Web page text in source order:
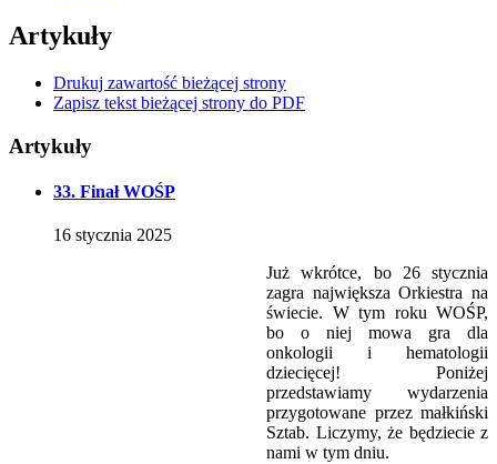
Artykuły
Drukuj zawartość bieżącej strony
Zapisz tekst bieżącej strony do PDF
Artykuły
33. Finał WOŚP
16 stycznia 2025
Już wkrótce, bo 26 stycznia
zagra największa Orkiestra na
świecie. W tym roku WOŚP,
bo o niej mowa gra dla
onkologii i hematologii
dziecięcej! Poniżej
przedstawiamy wydarzenia
przygotowane przez małkiński
Sztab. Liczymy, że będziecie z
nami w tym dniu.